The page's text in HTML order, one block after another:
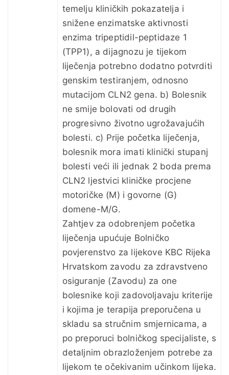
temelju kliničkih pokazatelja i
snižene enzimatske aktivnosti
enzima tripeptidil-peptidaze 1
(TPP1), a dijagnozu je tijekom
liječenja potrebno dodatno potvrditi
genskim testiranjem, odnosno
mutacijom CLN2 gena. b) Bolesnik
ne smije bolovati od drugih
progresivno životno ugrožavajućih
bolesti. c) Prije početka liječenja,
bolesnik mora imati klinički stupanj
bolesti veći ili jednak 2 boda prema
CLN2 ljestvici kliničke procjene
motoričke (M) i govorne (G)
domene-M/G.
Zahtjev za odobrenjem početka
liječenja upućuje Bolničko
povjerenstvo za lijekove KBC Rijeka
Hrvatskom zavodu za zdravstveno
osiguranje (Zavodu) za one
bolesnike koji zadovoljavaju kriterije
i kojima je terapija preporučena u
skladu sa stručnim smjernicama, a
po preporuci bolničkog specijaliste, s
detaljnim obrazloženjem potrebe za
lijekom te očekivanim učinkom lijeka.